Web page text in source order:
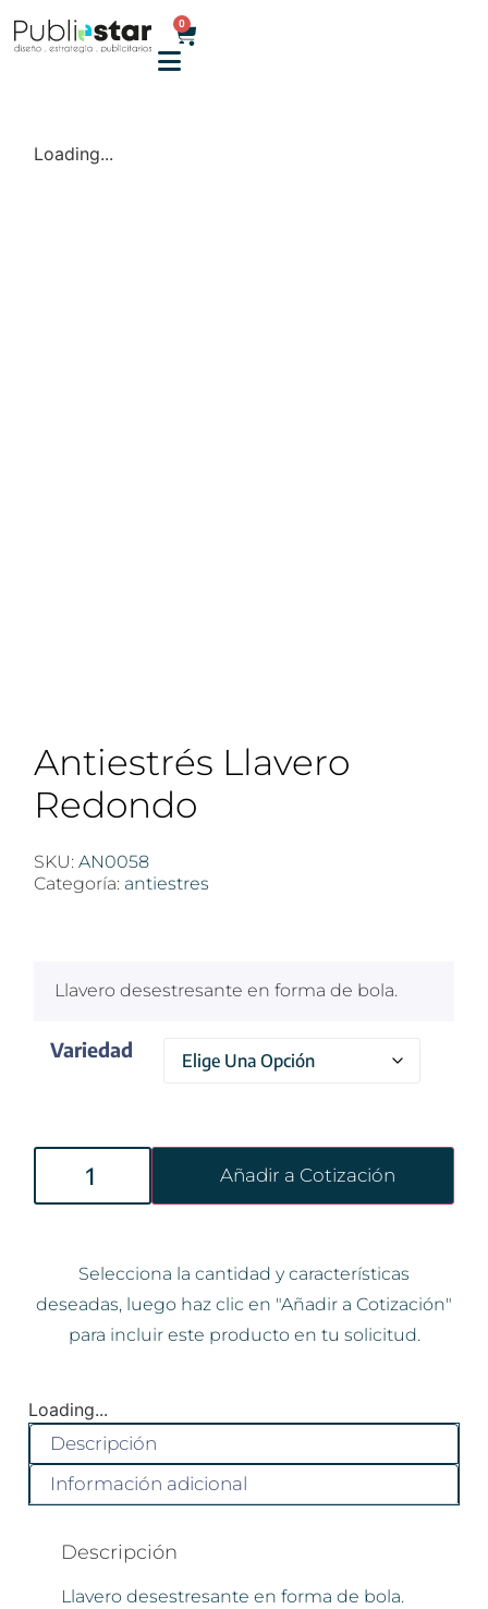
0
Loading...
Antiestrés Llavero
Redondo
SKU: AN0058
Categoría: antiestres
Llavero desestresante en forma de bola.
Variedad
Añadir a Cotización
Selecciona la cantidad y características
deseadas, luego haz clic en "Añadir a Cotización"
para incluir este producto en tu solicitud.
Loading...
Descripción
Información adicional
Descripción
Llavero desestresante en forma de bola.